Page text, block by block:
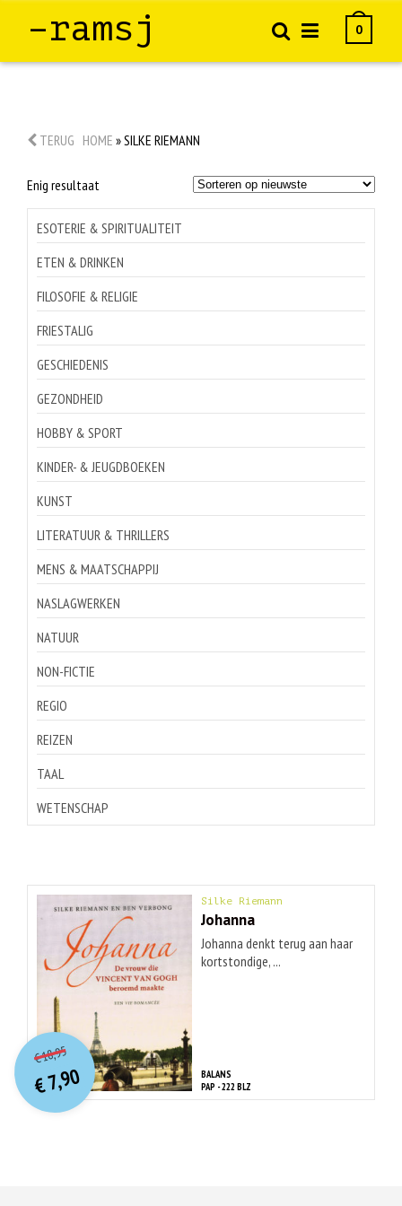
–ramsj 0
TERUG HOME »SILKE RIEMANN
Enig resultaat
ESOTERIE & SPIRITUALITEIT
ETEN & DRINKEN
FILOSOFIE & RELIGIE
FRIESTALIG
GESCHIEDENIS
GEZONDHEID
HOBBY & SPORT
KINDER- & JEUGDBOEKEN
KUNST
LITERATUUR & THRILLERS
MENS & MAATSCHAPPIJ
NASLAGWERKEN
NATUUR
NON-FICTIE
REGIO
REIZEN
TAAL
WETENSCHAP
Silke Riemann
Johanna
Johanna denkt terug aan haar
kortstondige, ...
BALANS
PAP - 222 BLZ
€18,95O
orspr
onkelijke
prijs
was:
€ 18,95.
€7,90
Huidige
prijs
is:
€ 7,90.